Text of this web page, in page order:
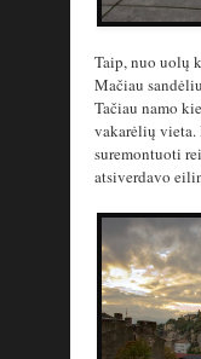
Taip, nuo uolų
Mačiau
Tačiau namo
vakarėlių vieta.
suremontuoti
atsiverdavo